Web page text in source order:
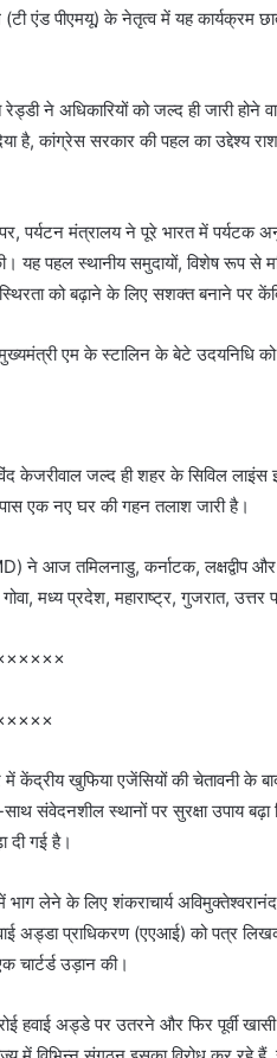
एंड पीएमयू) के नेतृत्व में यह कार्यक्रम
ने अधिकारियों को जल्द ही जारी होने
है, कांग्रेस सरकार की पहल का
पर्यटन मंत्रालय ने पूरे भारत में पर्यटक
यह पहल स्थानीय समुदायों, विशेष
को बढ़ाने के लिए सशक्त बनाने पर
एम के स्टालिन के बेटे उदयनिधि को
केजरीवाल जल्द ही शहर के सिविल
एक नए घर की गहन तलाश जारी है।
ने आज तमिलनाडु, कर्नाटक, लक्षद्वीप
मध्य प्रदेश, महाराष्ट्र, गुजरात, उत्तर
केंद्रीय खुफिया एजेंसियों की चेतावनी के
संवेदनशील स्थानों पर सुरक्षा उपाय बढ़ा
दी गई है।
भाग लेने के लिए शंकराचार्य
अड्डा प्राधिकरण (एएआई) को पत्र
उड़ान की।
हवाई अड्डे पर उतरने और फिर पूर्वी